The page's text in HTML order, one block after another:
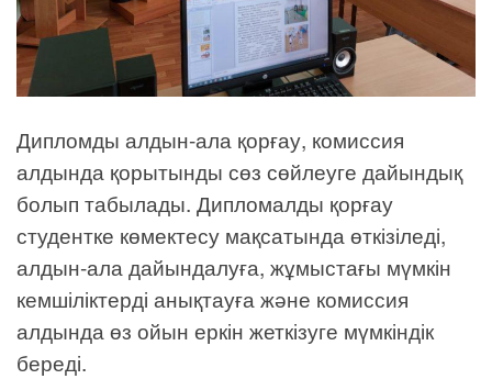
Дипломды алдын-ала қорғау, комиссия
алдында қорытынды сөз сөйлеуге дайындық
болып табылады. Дипломалды қорғау
студентке көмектесу мақсатында өткізіледі,
алдын-ала дайындалуға, жұмыстағы мүмкін
кемшіліктерді анықтауға және комиссия
алдында өз ойын еркін жеткізуге мүмкіндік
береді.